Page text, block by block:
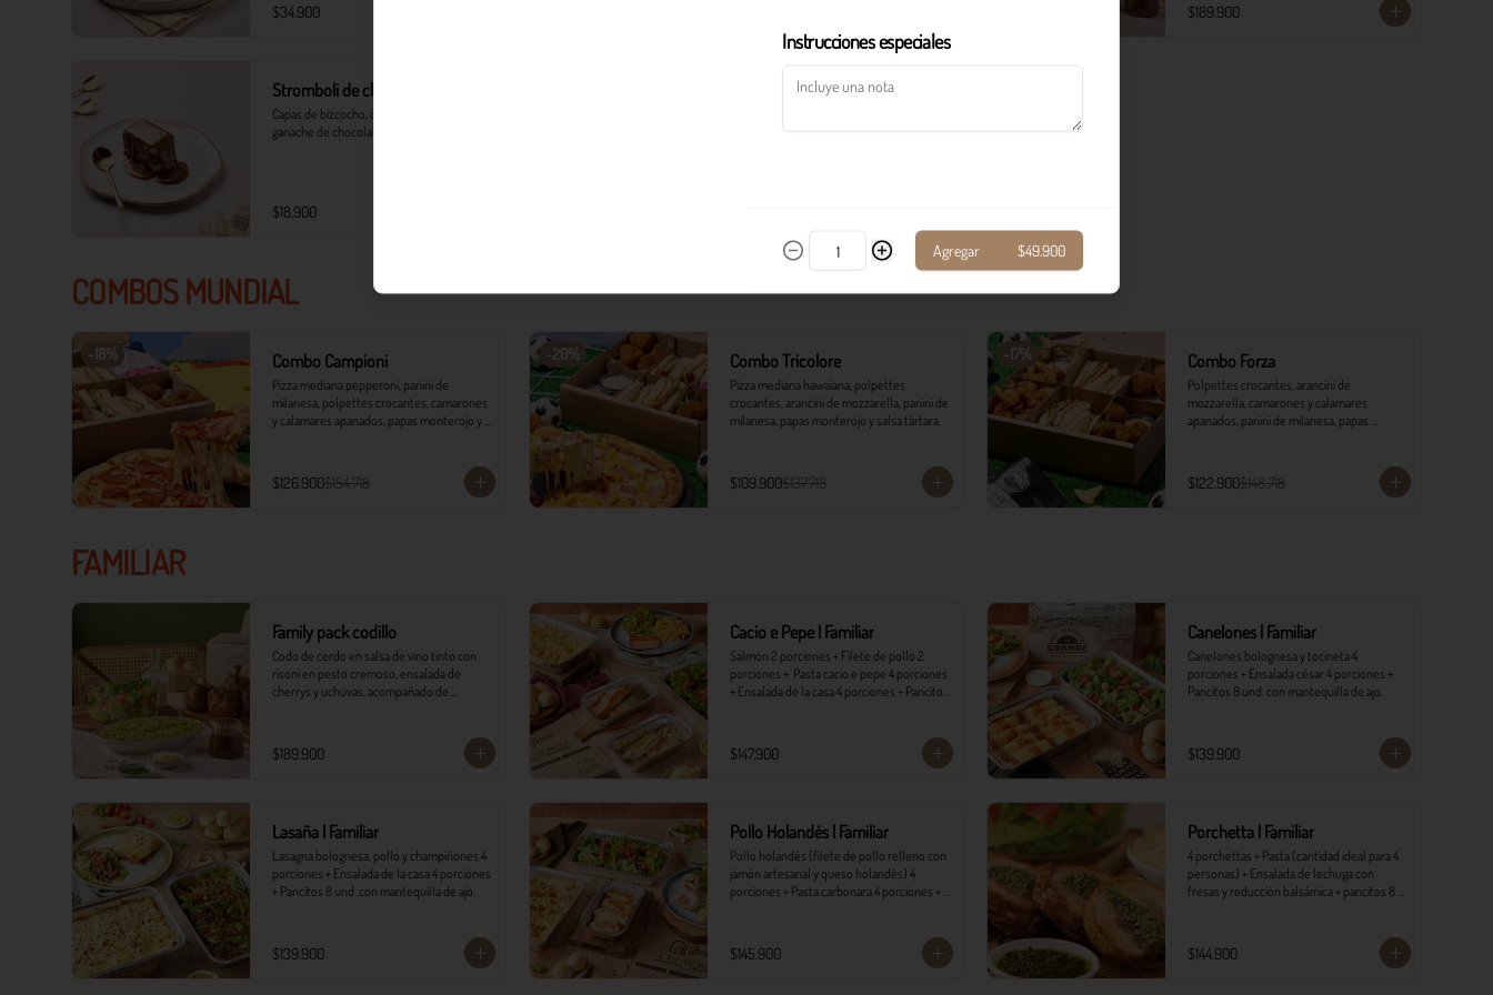
$34.900
- Risoni (Cantidad ideal para 4 personas)​
$189.900
Stromboli de chocolate
Capas de bizcocho, crema de café sedosa y
ganache de chocolate intenso.
$18.900
Canasta de panes
tostadas y pancitos con mantequilla de ajo.
COMBOS MUNDIAL
-18% Combo Campioni
Pizza mediana pepperoni, panini de
milanesa, polpettes crocantes, camarones
y calamares apanados, papas monterojo y
$126.900$154.718
-20% Combo Tricolore
Pizza mediana hawaiana, polpettes
crocantes, arancini de mozzarella, panini de
milanesa, papas monterojo y salsa tártara.
$109.900$137.718
-17% Combo Forza
Polpettes crocantes, arancini de
mozzarella, camarones y calamares
apanados, panini de milanesa, papas
$122.900$148.718
FAMILIAR
Family pack codillo
Codo de cerdo en salsa de vino tinto con
risoni en pesto cremoso, ensalada de
cherrys y uchuvas, acompañado de
​- 4 Codillos de cerdo​
- Risoni (Cantidad ideal para 4 personas)​
*Ver Instrucciones de preparación en casa.
$189.900
Cacio e Pepe | Familiar
Salmón 2 porciones + Filete de pollo 2
porciones +  Pasta cacio e pepe 4 porciones
+ Ensalada de la casa 4 porciones + Pancitos
$147.900
Canelones | Familiar
Canelones bolognesa y tocineta 4
porciones + Ensalada césar 4 porciones +
Pancitos 8 und. con mantequilla de ajo.
$139.900
Lasaña | Familiar
Lasagna bolognesa, pollo y champiñones 4
porciones + Ensalada de la casa 4 porciones
+ Pancitos 8 und. con mantequilla de ajo.
$139.900
Pollo Holandés | Familiar
Pollo holandés (filete de pollo relleno con
jamón artesanal y queso holandés) 4
porciones + Pasta carbonara 4 porciones +
$145.900
Porchetta | Familiar
4 porchettas + Pasta (cantidad ideal para 4
personas) + Ensalada de lechuga con
fresas y reducción balsámica + pancitos 8
$144.900
Instrucciones especiales
Agregar $49.900